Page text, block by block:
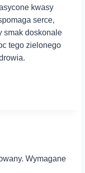
kwasy
serce,
smak doskonale
tego zielonego
Wymagane